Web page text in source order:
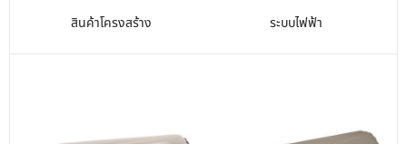
สินค้าโครงสร้าง
ระบบไฟฟ้า